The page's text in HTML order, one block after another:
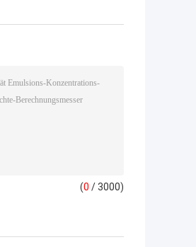
(0 / 3000)